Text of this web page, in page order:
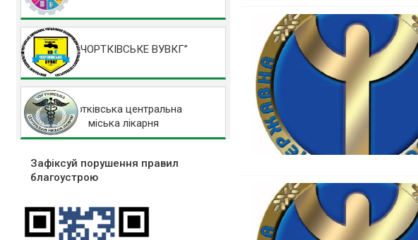
КП “ЧОРТКІВСЬКЕ ВУВКГ”
Чортківська центральна
міська лікарня
Зафіксуй порушення правил
благоустрою